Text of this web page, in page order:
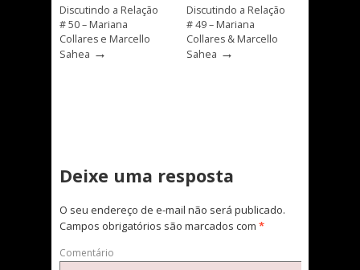
Discutindo a Relação
# 50 – Mariana
Collares e Marcello
Sahea →
Discutindo a Relação
# 49 – Mariana
Collares & Marcello
Sahea →
Deixe uma resposta
O seu endereço de e-mail não será publicado.
Campos obrigatórios são marcados com *
Comentário